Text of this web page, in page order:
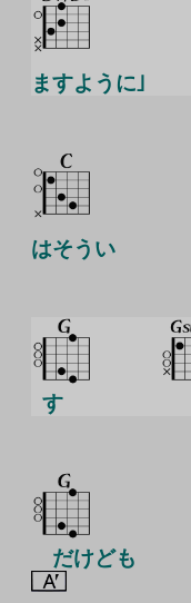
ますように｣
はそうい
す
だけども